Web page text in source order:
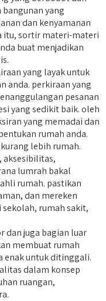
yang
dan kenyamanan
itu, sortir materi-materi
buat menjadikan
yang layak untuk
anda. perkiraan yang
pesanan
yang sedikit baik. oleh
yang memadai dan
rumah anda.
lebih rumah.
aksesibilitas,
lumrah bakal
rumah. pastikan
dan mereken
rumah sakit,
dan juga bagian luar
membuat rumah
enak untuk ditinggali.
dalam konsep
ruangan,